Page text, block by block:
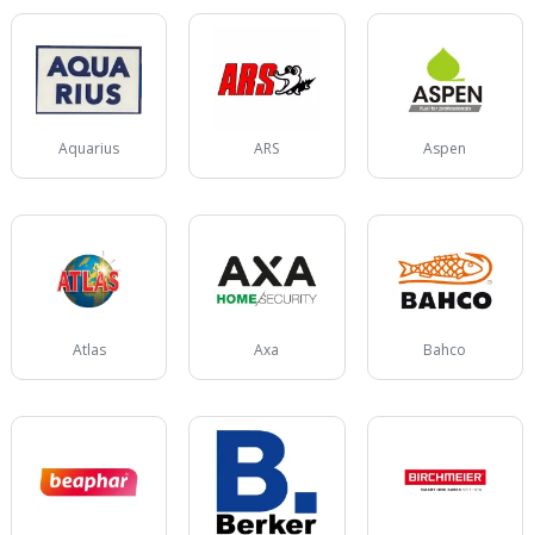
Aquarius ARS Aspen
Atlas Axa Bahco